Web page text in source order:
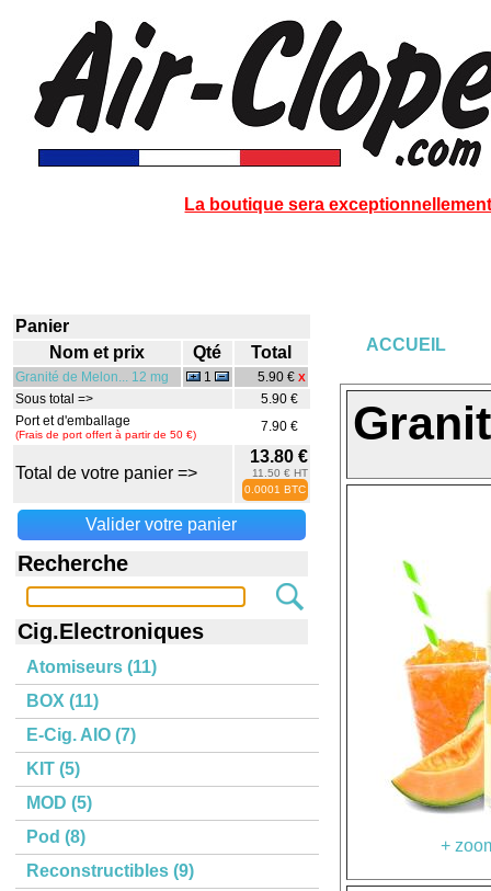
La boutique sera
Panier
Nom et prix
Qté Total
Granité de Melon... 12 mg 1 5.90 € X
Sous total =>
5.90 €
Port et d'emballage
(Frais de port offert à partir de 50 €)
7.90 €
Total de votre panier =>
13.80 €
11.50 € HT
0.0001 BTC
Valider votre panier
Recherche
Cig.Electroniques
Atomiseurs (11)
BOX (11)
E-Cig. AIO (7)
KIT (5)
MOD (5)
Pod (8)
Reconstructibles (9)
ACCUEIL
+